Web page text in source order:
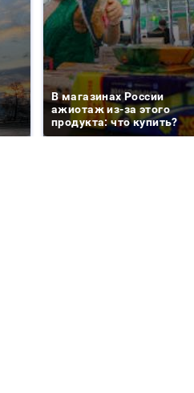
В магазинах России
ажиотаж из-за этого
продукта: что купить?